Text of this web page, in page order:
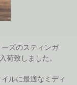
ズのスティンガ
荷致しました。
ルに最適なミディ